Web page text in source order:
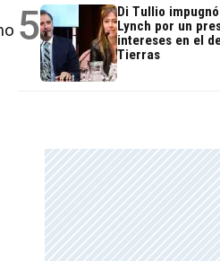
5
Di Tullio
Lynch por un
intereses en el
Tierras